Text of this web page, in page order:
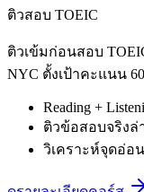
ติวสอบ TOEIC
ติวเข้มก่อนสอบ
NYC ตั้งเป้าคะแนน
Reading +
ติวข้อสอบจริงล่
วิเคราะห์จุดอ่อ